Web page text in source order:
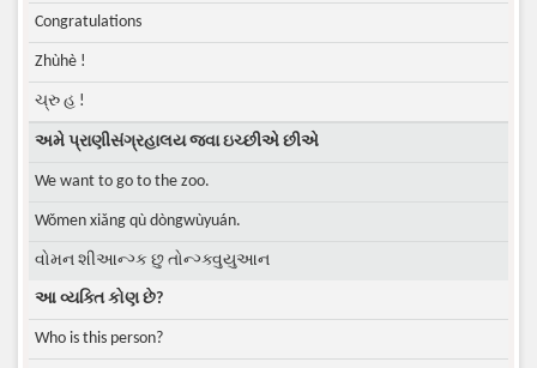
Congratulations
Zhùhè !
ચ્રુ હ !
અમે પ્રાણીસંગ્રહાલય જવા ઇચ્છીએ છીએ
We want to go to the zoo.
Wǒmen xiǎng qù dòngwùyuán.
વોમન શીઆન્ગ્ક છુ તોન્ગ્ક્વુયુઆન
આ વ્યક્તિ કોણ છે?
Who is this person?